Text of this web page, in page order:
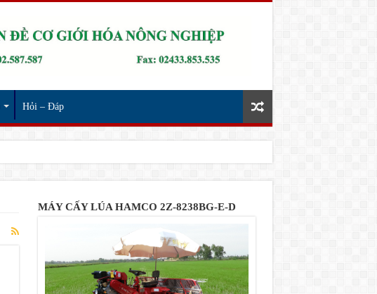
Hỏi – Đáp
MÁY CẤY LÚA HAMCO 2Z-8238BG-E-D